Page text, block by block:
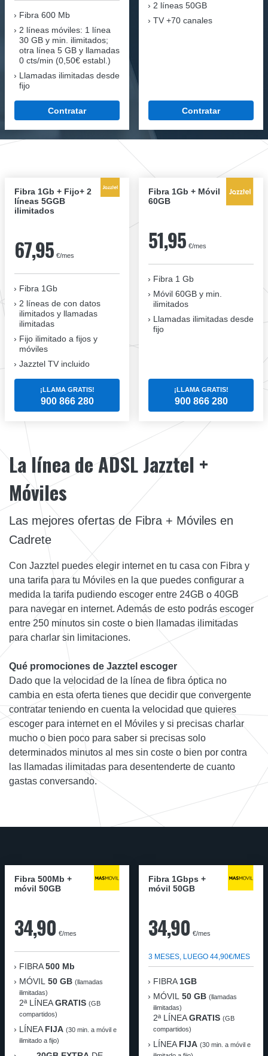
Fibra 600 Mb
2 líneas móviles: 1 línea
30 GB y min. ilimitados;
otra línea 5 GB y llamadas
0 cts/min (0,50€ establ.)
Llamadas ilimitadas desde
fijo
Contratar
2 líneas 50GB
TV +70 canales
Contratar
Fibra 1Gb + Fijo+ 2
líneas 5GGB
ilimitados
67,95 €/mes
Fibra 1Gb
2 líneas de con datos
ilimitados y llamadas
ilimitadas
Fijo ilimitado a fijos y
móviles
Jazztel TV incluido
¡LLAMA GRATIS!
900 866 280
Fibra 1Gb + Móvil
60GB
51,95 €/mes
Fibra 1 Gb
Móvil 60GB y min.
ilimitados
Llamadas ilimitadas desde
fijo
¡LLAMA GRATIS!
900 866 280
La línea de ADSL Jazztel +
Móviles
Las mejores ofertas de Fibra + Móviles en
Cadrete
Con Jazztel puedes elegir internet en tu casa con Fibra y
una tarifa para tu Móviles en la que puedes configurar a
medida la tarifa pudiendo escoger entre 24GB o 40GB
para navegar en internet. Además de esto podrás escoger
entre 250 minutos sin coste o bien llamadas ilimitadas
para charlar sin limitaciones.
Qué promociones de Jazztel escoger
Dado que la velocidad de la línea de fibra óptica no
cambia en esta oferta tienes que decidir que convergente
contratar teniendo en cuenta la velocidad que quieres
escoger para internet en el Móviles y si precisas charlar
mucho o bien poco para saber si precisas solo
determinados minutos al mes sin coste o bien por contra
las llamadas ilimitadas para desentenderte de cuanto
gastas conversando.
Fibra 500Mb +
móvil 50GB
34,90 €/mes
FIBRA 500 Mb
MÓVIL 50 GB (llamadas
ilimitadas)
2ª LÍNEAGRATIS (GB
compartidos)
LÍNEA FIJA (30 min. a móvil e
ilimitado a fijo)
Fibra 1Gbps +
móvil 50GB
34,90 €/mes
3 MESES, LUEGO 44,90€/MES
FIBRA 1GB
MÓVIL 50 GB (llamadas
ilimitadas)
2ª LÍNEAGRATIS (GB
compartidos)
LÍNEA FIJA (30 min. a móvil e